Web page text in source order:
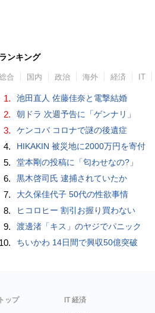
ランキング
合 国内 政治 海外 経済 IT
1. 池田直人 佐藤佳奈と電撃結婚
2. 朝ドラ 次週予告に「ゲンナリ」
3. ケンコバ コロナで謎の後遺症
4. HIKAKIN 被災地に2000万円を寄付
5. 堂本剛の投稿に「匂わせなの?」
6. 黒木啓司氏 逮捕されていたか
7. 大久保佳代子 50代の性欲事情
8. ヒコロヒー 割引お握り買わない
9. 渡邊渚「キス」のヤジでパニック
10. ちいかわ 14日間で興収50億突破
ップ IT 経済